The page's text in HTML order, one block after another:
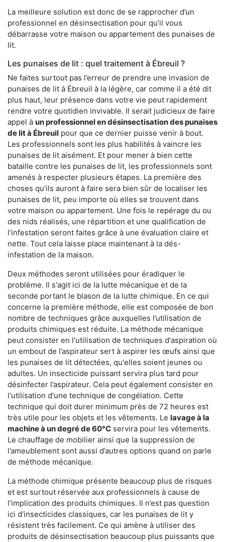
La meilleure solution est donc de se rapprocher d’un
professionnel en désinsectisation pour qu’il vous
débarrasse votre maison ou appartement des punaises de
lit.
Les punaises de lit : quel traitement à Ébreuil ?
Ne faites surtout pas l’erreur de prendre une invasion de
punaises de lit à Ébreuil à la légère, car comme il a été dit
plus haut, leur présence dans votre vie peut rapidement
rendre votre quotidien invivable. Il serait judicieux de faire
appel à un professionnel en désinsectisation des punaises
de lit à Ébreuil pour que ce dernier puisse venir à bout.
Les professionnels sont les plus habilités à vaincre les
punaises de lit aisément. Et pour mener à bien cette
bataille contre les punaises de lit, les professionnels sont
amenés à respecter plusieurs étapes. La première des
choses qu’ils auront à faire sera bien sûr de localiser les
punaises de lit, peu importe où elles se trouvent dans
votre maison ou appartement. Une fois le repérage du ou
des nids réalisés, une répartition et une qualification de
l’infestation seront faites grâce à une évaluation claire et
nette. Tout cela laisse place maintenant à la dés-
infestation de la maison.
Deux méthodes seront utilisées pour éradiquer le
problème. Il s'agit ici de la lutte mécanique et de la
seconde portant le blason de la lutte chimique. En ce qui
concerne la première méthode, elle est composée de bon
nombre de techniques grâce auxquelles l’utilisation de
produits chimiques est réduite. La méthode mécanique
peut consister en l'utilisation de techniques d'aspiration où
un embout de l’aspirateur sert à aspirer les œufs ainsi que
les punaises de lit détectées, qu'elles soient jeunes ou
adultes. Un insecticide puissant servira plus tard pour
désinfecter l’aspirateur. Cela peut également consister en
l'utilisation d'une technique de congélation. Cette
technique qui doit durer minimum près de 72 heures est
très utile pour les objets et les vêtements. Le lavage à la
machine à un degré de 60°C servira pour les vêtements.
Le chauffage de mobilier ainsi que la suppression de
l’ameublement sont aussi d’autres options quand on parle
de méthode mécanique.
La méthode chimique présente beaucoup plus de risques
et est surtout réservée aux professionnels à cause de
l’implication des produits chimiques. Il n’est pas question
ici d’insecticides classiques, car les punaises de lit y
résistent très facilement. Ce qui amène à utiliser des
produits de désinsectisation beaucoup plus puissants que